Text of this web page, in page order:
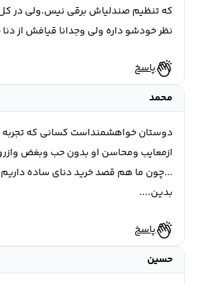
که تنظیم صندلیاش برقی نیس.ولی در
نظر خودشو داره ولی وجدانا قیافش از دنا
پاسخ
محمد
دوستان خواهشمنداست کسانی که تجربه
ازمعایب ومحاسن او بدون حب وبغض
...چون ما هم قصد خرید دنای ساده داریم
بدین....
پاسخ
حسین